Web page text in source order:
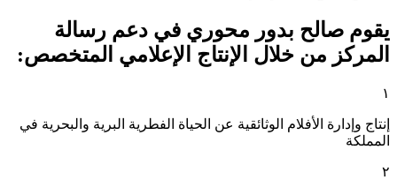
يقوم صالح بدور محوري في دعم رسالة
المركز من خلال الإنتاج الإعلامي المتخصص:
١
إنتاج وإدارة الأفلام الوثائقية عن الحياة الفطرية البرية والبحرية في
المملكة
٢